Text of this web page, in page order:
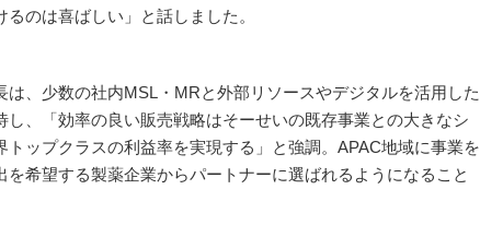
のは喜ばしい」と話しました。
、少数の社内MSL・MRと外部リソースやデジタルを活用した
し、「効率の良い販売戦略はそーせいの既存事業との大きなシ
ップクラスの利益率を実現する」と強調。APAC地域に事業を
希望する製薬企業からパートナーに選ばれるようになること